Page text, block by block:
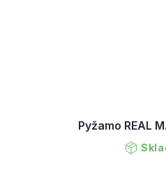
Pyžamo REAL